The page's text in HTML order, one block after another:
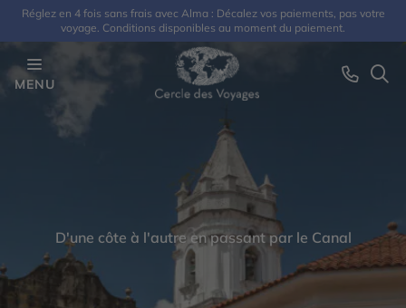
Réglez en 4 fois sans frais avec Alma : Décalez vos paiements, pas votre
voyage. Conditions disponibles au moment du paiement.
MENU
D'une côte à l'autre en passant par le Canal